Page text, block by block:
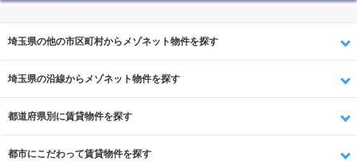
埼玉県の他の市区町村からメゾネット物件を探す
埼玉県の沿線からメゾネット物件を探す
都道府県別に賃貸物件を探す
都市にこだわって賃貸物件を探す